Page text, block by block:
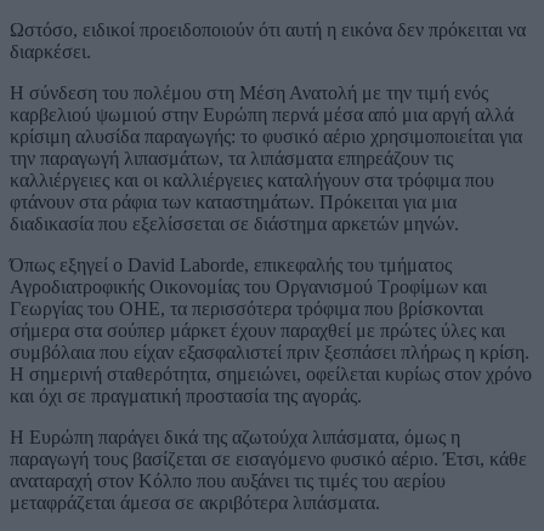
Ωστόσο, ειδικοί προειδοποιούν ότι αυτή η εικόνα δεν πρόκειται να
διαρκέσει.
Η σύνδεση του πολέμου στη Μέση Ανατολή με την τιμή ενός
καρβελιού ψωμιού στην Ευρώπη περνά μέσα από μια αργή αλλά
κρίσιμη αλυσίδα παραγωγής: το φυσικό αέριο χρησιμοποιείται για
την παραγωγή λιπασμάτων, τα λιπάσματα επηρεάζουν τις
καλλιέργειες και οι καλλιέργειες καταλήγουν στα τρόφιμα που
φτάνουν στα ράφια των καταστημάτων. Πρόκειται για μια
διαδικασία που εξελίσσεται σε διάστημα αρκετών μηνών.
Όπως εξηγεί ο David Laborde, επικεφαλής του τμήματος
Αγροδιατροφικής Οικονομίας του Οργανισμού Τροφίμων και
Γεωργίας του ΟΗΕ, τα περισσότερα τρόφιμα που βρίσκονται
σήμερα στα σούπερ μάρκετ έχουν παραχθεί με πρώτες ύλες και
συμβόλαια που είχαν εξασφαλιστεί πριν ξεσπάσει πλήρως η κρίση.
Η σημερινή σταθερότητα, σημειώνει, οφείλεται κυρίως στον χρόνο
και όχι σε πραγματική προστασία της αγοράς.
Η Ευρώπη παράγει δικά της αζωτούχα λιπάσματα, όμως η
παραγωγή τους βασίζεται σε εισαγόμενο φυσικό αέριο. Έτσι, κάθε
αναταραχή στον Κόλπο που αυξάνει τις τιμές του αερίου
μεταφράζεται άμεσα σε ακριβότερα λιπάσματα.